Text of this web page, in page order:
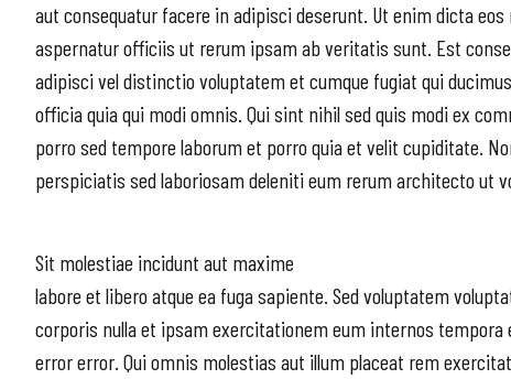
aut consequatur facere in adipisci deserunt. Ut enim dicta
aspernatur officiis ut rerum ipsam ab veritatis sunt. Est
adipisci vel distinctio voluptatem et cumque fugiat qui
officia quia qui modi omnis. Qui sint nihil sed quis modi ex
porro sed tempore laborum et porro quia et velit cupiditate.
perspiciatis sed laboriosam deleniti eum rerum architecto ut
Sit molestiae incidunt aut maxime
labore et libero atque ea fuga sapiente. Sed voluptatem
corporis nulla et ipsam exercitationem eum internos tempora
error error. Qui omnis molestias aut illum placeat rem